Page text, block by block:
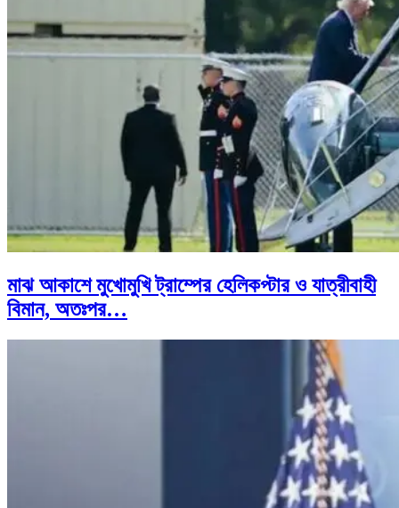
মাঝ আকাশে মুখোমুখি ট্রাম্পের হেলিকপ্টার ও যাত্রীবাহী
বিমান, অতঃপর…